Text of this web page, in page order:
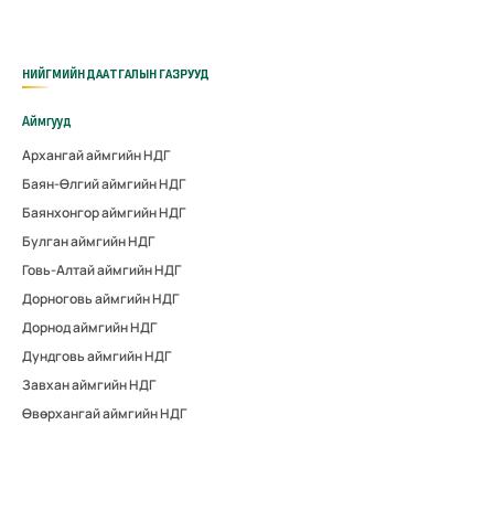
НИЙГМИЙН ДААТГАЛЫН ГАЗРУУД
Аймгууд
Архангай аймгийн НДГ
Баян-Өлгий аймгийн НДГ
Баянхонгор аймгийн НДГ
Булган аймгийн НДГ
Говь-Алтай аймгийн НДГ
Дорноговь аймгийн НДГ
Дорнод аймгийн НДГ
Дундговь аймгийн НДГ
Завхан аймгийн НДГ
Өвөрхангай аймгийн НДГ